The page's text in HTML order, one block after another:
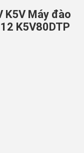
K5V Máy đào
K5V80DTP